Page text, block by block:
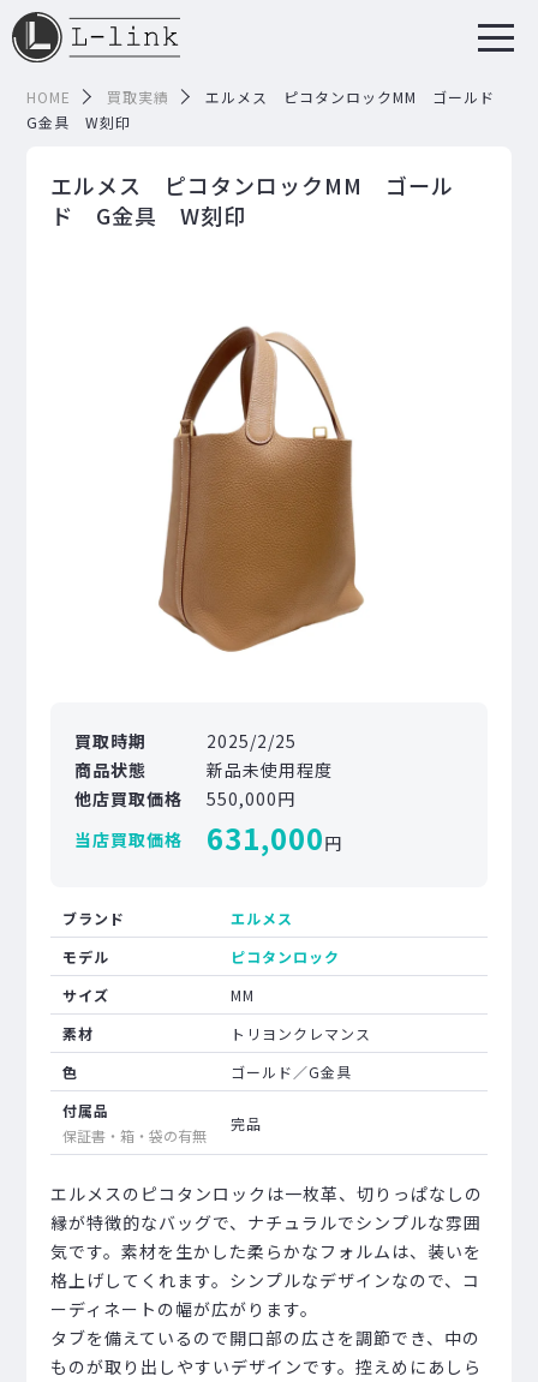
HOME 買取実績
エルメス ピコタンロックMM ゴールド
G金具 W刻印
エルメス ピコタンロックMM ゴール
ド G金具 W刻印
買取時期
2025/2/25
商品状態
新品未使用程度
他店買取価格
550,000円
当店買取価格
631,000円
ブランド
エルメス
モデル
ピコタンロック
サイズ
MM
素材
トリヨンクレマンス
色
ゴールド／G金具
付属品
保証書・箱・袋の有無
完品
エルメスのピコタンロックは一枚革、切りっぱなしの
縁が特徴的なバッグで、ナチュラルでシンプルな雰囲
気です。素材を生かした柔らかなフォルムは、装いを
格上げしてくれます。シンプルなデザインなので、コ
ーディネートの幅が広がります。
タブを備えているので開口部の広さを調節でき、中の
ものが取り出しやすいデザインです。控えめにあしら